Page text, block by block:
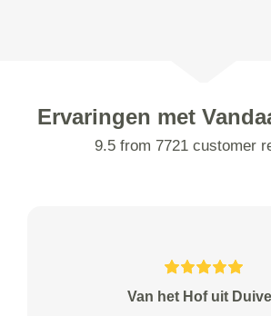
Ervaringen met
9.5 from 7721 customer
Van het Hof uit